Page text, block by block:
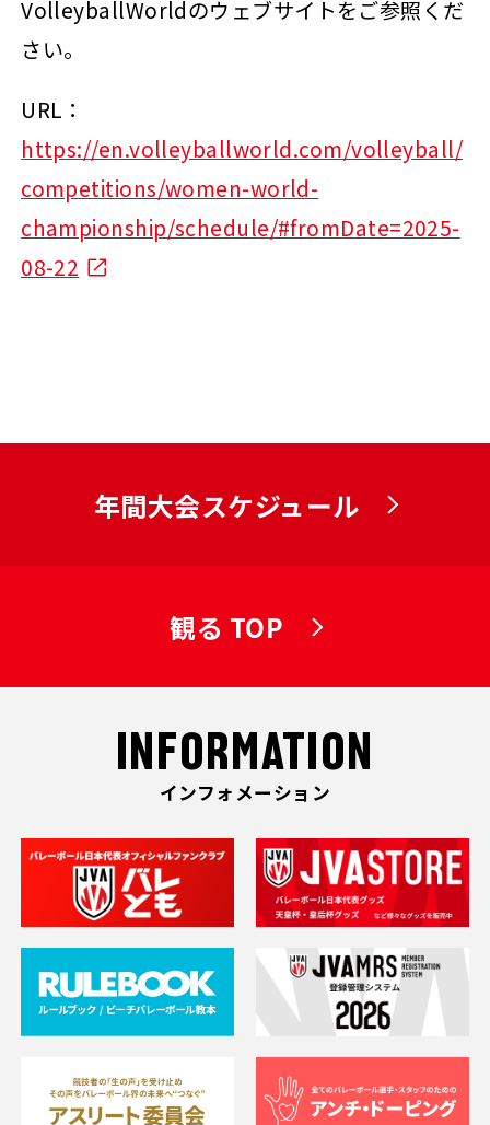
VolleyballWorldのウェブサイトをご参照くだ
さい。
URL：
https://en.volleyballworld.com/volleyball/
competitions/women-world-
championship/schedule/#fromDate=2025-
08-22
年間大会スケジュール
観る TOP
INFORMATION
インフォメーション